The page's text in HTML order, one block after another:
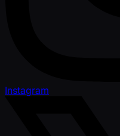
Instagram